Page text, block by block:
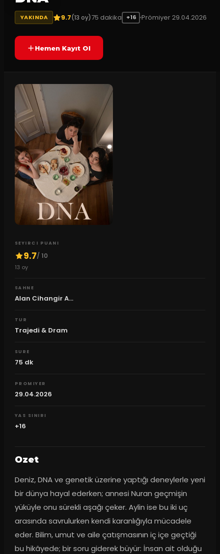
YAKINDA 9.7(13 oy)75 dakika +16 Prömiyer 29.04.2026
Hemen Kayıt Ol
SEYIRCI PUANI
9.7/ 10
13 oy
SAHNE
Alan Cihangir A...
TUR
Trajedi & Dram
SURE
75 dk
PROMIYER
29.04.2026
YAS SINIRI
+16
Ozet
Deniz, DNA ve genetik üzerine yaptığı deneylerle yeni
bir dünya hayal ederken; annesi Nuran geçmişin
yüküyle onu sürekli aşağı çeker. Aylin ise bu iki uç
arasında savrulurken kendi karanlığıyla mücadele
eder. Bilim, umut ve aile çatışmasının iç içe geçtiği
bu hikâyede; bir soru giderek büyür: İnsan ait olduğu